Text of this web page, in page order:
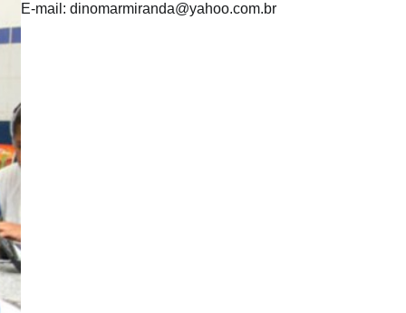
E-mail: dinomarmiranda@yahoo.com.br